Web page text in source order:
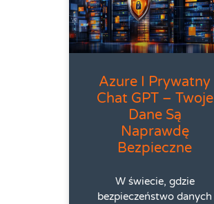
Azure I Prywatny
Chat GPT – Twoje
Dane Są
Naprawdę
Bezpieczne
W świecie, gdzie
bezpieczeństwo danych